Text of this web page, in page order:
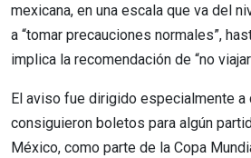
mexicana, en una escala que va del
a “tomar precauciones normales”,
implica la recomendación de “no
El aviso fue dirigido especialmente a
consiguieron boletos para algún
México, como parte de la Copa